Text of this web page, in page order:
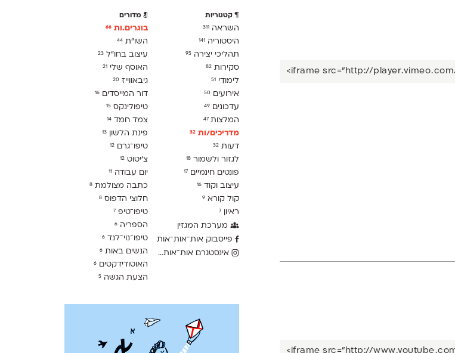
קטגוריות
השראה 311
היסטוריה 141
תהליכי יצירה 95
סקירות 82
לימודִי 51
אירועים 50
עדכונים 49
המלצות47
מדריכים/ות 32
דעות 32
לגזור ולשמור 18
פונטים חינמיים 17
עיצוב וקוד 16
קול קורא 9
ראיון 7
מערכת המגזין
פייסבוק אות־אות־אות
אינסטגרם אות־אות־אות
מדורים
בוגרים.ות 66
השו״ת 44
עיצוב בחו"ל 23
האוסף שלי 21
גיבאווייז 20
דור המייסדים 16
טיפולינקס 15
צמד חמד 14
פינת הלשון 13
טיפו־גרם 12
צ׳יטוט 12
יום עבודה 11
כתבה מצולמת 8
חלוצי הדפוס 8
טיפו־טיפ 7
הספריה 6
טיפו־נוי־לנד 6
הנשים באות 6
האוטודידקטים 6
הצעת הגשה 5